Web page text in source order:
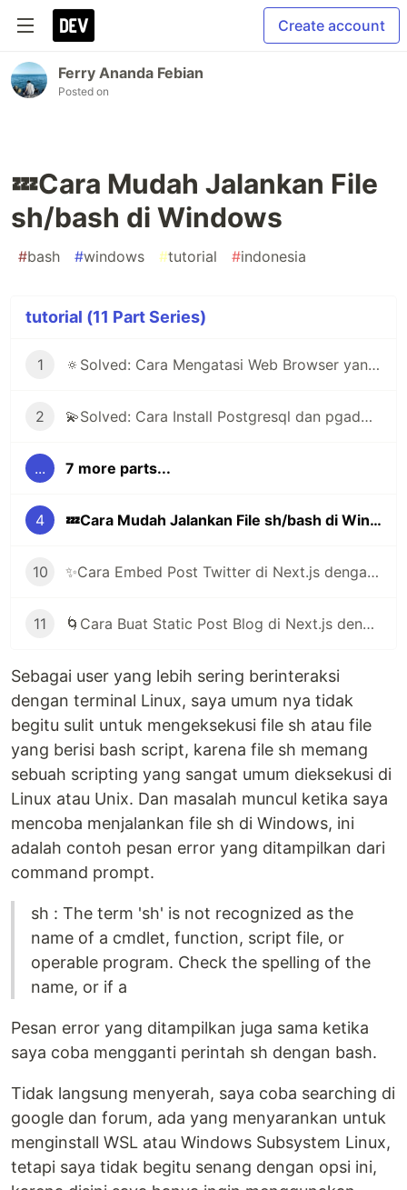
Create account
Ferry Ananda Febian
Posted on
💤Cara Mudah Jalankan File
sh/bash di Windows
#bash #windows #tutorial #indonesia
tutorial (11 Part Series)
1 🔅Solved: Cara Mengatasi Web Browser yang Selalu Minta Login Akun
2 💫Solved: Cara Install Postgresql dan pgadmin di Arch Linux | Manjaro
... 7 more parts...
4 💤Cara Mudah Jalankan File sh/bash di Windows
10 ✨Cara Embed Post Twitter di Next.js dengan Library react-tweet
11 🌀Cara Buat Static Post Blog di Next.js dengan Markdown File
Sebagai user yang lebih sering berinteraksi
dengan terminal Linux, saya umum nya tidak
begitu sulit untuk mengeksekusi file sh atau file
yang berisi bash script, karena file sh memang
sebuah scripting yang sangat umum dieksekusi di
Linux atau Unix. Dan masalah muncul ketika saya
mencoba menjalankan file sh di Windows, ini
adalah contoh pesan error yang ditampilkan dari
command prompt.
sh : The term 'sh' is not recognized as the
name of a cmdlet, function, script file, or
operable program. Check the spelling of the
name, or if a
Pesan error yang ditampilkan juga sama ketika
saya coba mengganti perintah sh dengan bash.
Tidak langsung menyerah, saya coba searching di
google dan forum, ada yang menyarankan untuk
menginstall WSL atau Windows Subsystem Linux,
tetapi saya tidak begitu senang dengan opsi ini,